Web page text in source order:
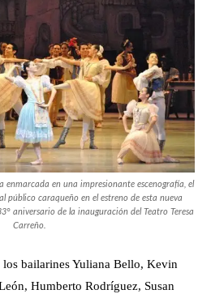
enmarcada en una impresionante escenografía, el
público caraqueño en el estreno de esta nueva
aniversario de la inauguración del Teatro Teresa
Carreño.
bailarines Yuliana Bello, Kevin
Humberto Rodríguez, Susan